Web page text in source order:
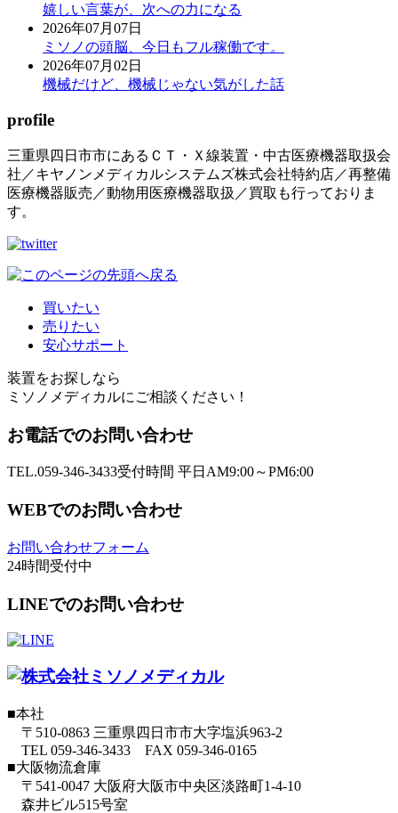
嬉しい言葉が、次への力になる
2026年07月07日
ミソノの頭脳、今日もフル稼働です。
2026年07月02日
機械だけど、機械じゃない気がした話
profile
三重県四日市市にあるＣＴ・Ｘ線装置・中古医療機器取扱会
社／キヤノンメディカルシステムズ株式会社特約店／再整備
医療機器販売／動物用医療機器取扱／買取も行っておりま
す。
買いたい
売りたい
安心サポート
装置をお探しなら
ミソノメディカルにご相談ください！
お電話でのお問い合わせ
TEL.059-346-3433受付時間 平日AM9:00～PM6:00
WEBでのお問い合わせ
お問い合わせフォーム
24時間受付中
LINEでのお問い合わせ
■本社
〒510-0863 三重県四日市市大字塩浜963-2
TEL 059-346-3433 FAX 059-346-0165
■大阪物流倉庫
〒541-0047 大阪府大阪市中央区淡路町1-4-10
森井ビル515号室